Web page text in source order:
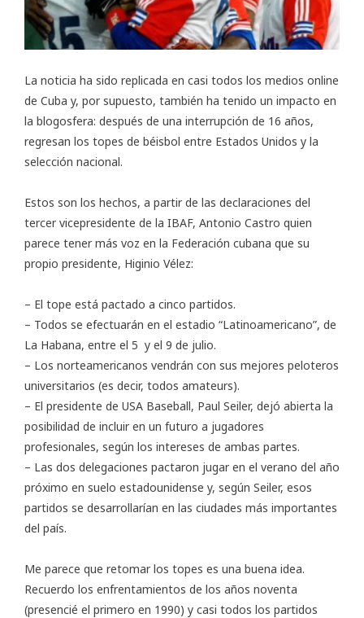
La noticia ha sido replicada en casi todos los medios online
de Cuba y, por supuesto, también ha tenido un impacto en
la blogosfera: después de una interrupción de 16 años,
regresan los topes de béisbol entre Estados Unidos y la
selección nacional.
Estos son los hechos, a partir de las declaraciones del
tercer vicepresidente de la IBAF, Antonio Castro quien
parece tener más voz en la Federación cubana que su
propio presidente, Higinio Vélez:
– El tope está pactado a cinco partidos.
– Todos se efectuarán en el estadio “Latinoamericano”, de
La Habana, entre el 5 y el 9 de julio.
– Los norteamericanos vendrán con sus mejores peloteros
universitarios (es decir, todos amateurs).
– El presidente de USA Baseball, Paul Seiler, dejó abierta la
posibilidad de incluir en un futuro a jugadores
profesionales, según los intereses de ambas partes.
– Las dos delegaciones pactaron jugar en el verano del año
próximo en suelo estadounidense y, según Seiler, esos
partidos se desarrollarían en las ciudades más importantes
del país.
Me parece que retomar los topes es una buena idea.
Recuerdo los enfrentamientos de los años noventa
(presencié el primero en 1990) y casi todos los partidos